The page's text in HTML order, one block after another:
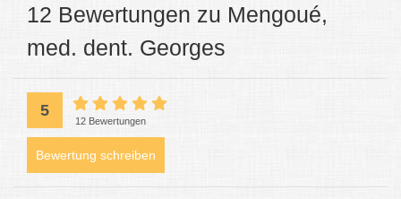
12 Bewertungen zu Mengoué,
med. dent. Georges
5
12 Bewertungen
Bewertung schreiben